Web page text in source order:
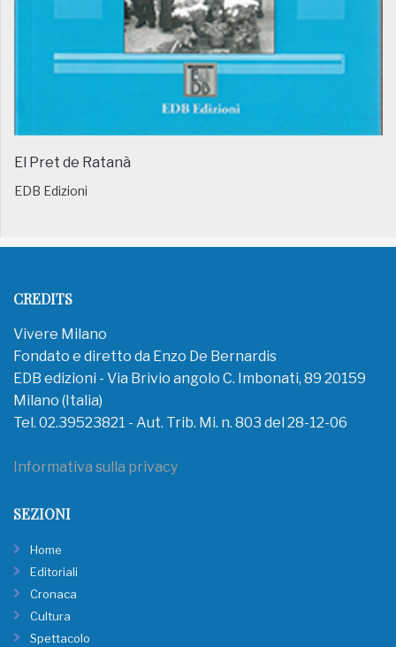
El Pret de Ratanà
EDB Edizioni
CREDITS
Vivere Milano
Fondato e diretto da Enzo De Bernardis
EDB edizioni - Via Brivio angolo C. Imbonati, 89 20159
Milano (Italia)
Tel. 02.39523821 - Aut. Trib. Mi. n. 803 del 28-12-06
Informativa sulla privacy
SEZIONI
Home
Editoriali
Cronaca
Cultura
Spettacolo